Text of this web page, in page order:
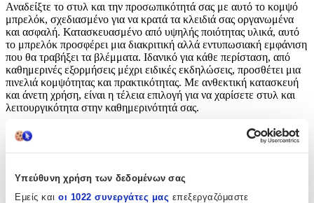
Υπεύθυνη χρήση των δεδομένων σας
Εμείς και οι 1022 συνεργάτες μας επεξεργαζόμαστε
Αναδείξτε το στυλ και την προσωπικότητά σας με αυτό το κομψό
μπρελόκ, σχεδιασμένο για να κρατά τα κλειδιά σας οργανωμένα
και ασφαλή. Κατασκευασμένο από υψηλής ποιότητας υλικά, αυτό
το μπρελόκ προσφέρει μια διακριτική αλλά εντυπωσιακή εμφάνιση
που θα τραβήξει τα βλέμματα. Ιδανικό για κάθε περίσταση, από
καθημερινές εξορμήσεις μέχρι ειδικές εκδηλώσεις, προσθέτει μια
πινελιά κομψότητας και πρακτικότητας. Με ανθεκτική κατασκευή
και άνετη χρήση, είναι η τέλεια επιλογή για να χαρίσετε στυλ και
λειτουργικότητα στην καθημερινότητά σας.
Χαρακτηριστικά
Υφασμάτινο